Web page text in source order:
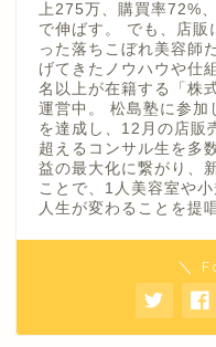
上275万、購買率72%
で伸ばす。 でも、店販
った落ちこぼれ美容師
げてきたノウハウや仕
名以上が在籍する「株
運営中。 松島塾に参加
を達成し、12月の店販
超えるコンサル生を多
益の最大化に繋がり、
ことで、1人美容室や
人生が変わることを提
＼